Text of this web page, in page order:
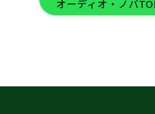
オーディオ・ノバ